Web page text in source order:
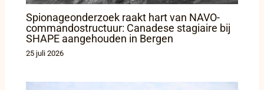
Spionageonderzoek raakt hart van NAVO-
commandostructuur: Canadese stagiaire bij
SHAPE aangehouden in Bergen
25 juli 2026